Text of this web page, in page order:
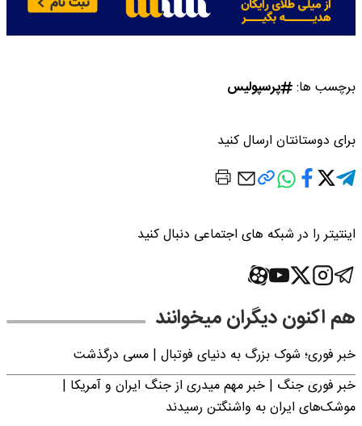
برچسب ها: پرسپولیس
برای دوستانتان ارسال کنید
اینتیتر را در شبکه های اجتماعی دنبال کنید
هم اکنون دیگران میخوانند
خبر فوری؛‌ شوک بزرگ به دنیای فوتبال | مسی درگذشت
خبر فوری جنگ | خبر مهم میدری از جنگ ایران و آمریکا |
موشک‌های ایران به واشنگتن رسیدند